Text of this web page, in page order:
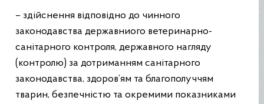
– здійснення відповідно до чинного
законодавства державниого ветеринарно-
санітарного контроля, державного нагляду
(контролю) за дотриманням санітарного
законодавства, здоров’ям та благополуччям
тварин, безпечністю та окремими показниками